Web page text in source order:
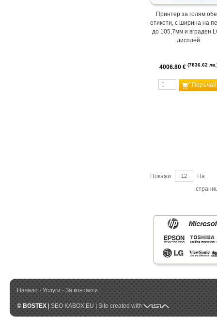
Принтер за голям
етикети, с ширина на
до 105,7мм и вграден
дисплей
4006.80 € 7836.62 лв.
Поръчай
Покажи
На
Начало · Услуги · За контакти
© BOSTEX|SEO KABOX.EU|Site created with Visia